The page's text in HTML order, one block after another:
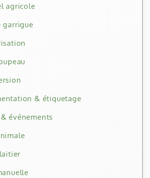
agricole
garrigue
& étiquetage
événements